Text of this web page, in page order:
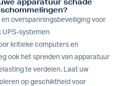
apparatuur schade
overspanningsbeveiliging voor
UPS-systemen
kritieke computers en
ook het spreiden van apparatuur
te verdelen. Laat uw
op geschiktheid voor